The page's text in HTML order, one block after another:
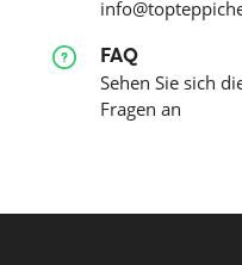
FAQ
Sehen Sie sich
Fragen an